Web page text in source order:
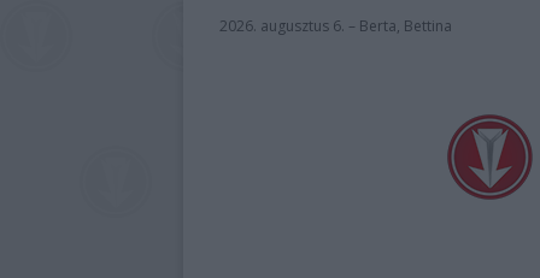
2026. augusztus 6. – Berta, Bettina